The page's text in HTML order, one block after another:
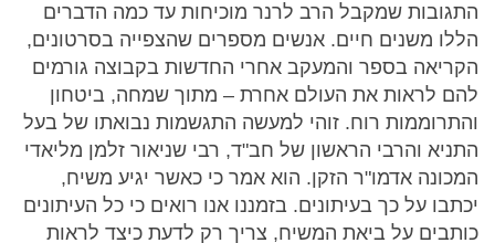
התגובות שמקבל הרב לרנר מוכיחות עד כמה הדברים
הללו משנים חיים. אנשים מספרים שהצפייה בסרטונים,
הקריאה בספר והמעקב אחרי החדשות בקבוצה גורמים
להם לראות את העולם אחרת – מתוך שמחה, ביטחון
והתרוממות רוח. זוהי למעשה התגשמות נבואתו של בעל
התניא והרבי הראשון של חב"ד, רבי שניאור זלמן מליאדי
המכונה אדמו"ר הזקן. הוא אמר כי כאשר יגיע משיח,
יכתבו על כך בעיתונים. בזמננו אנו רואים כי כל העיתונים
כותבים על ביאת המשיח, צריך רק לדעת כיצד לראות